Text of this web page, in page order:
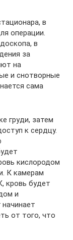
в
операции.
в
за
на
и снотворные
сама
груди, затем
к сердцу.
кислородом
К камерам
кровь будет
и
начинает
от того, что